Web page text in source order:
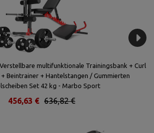
Verstellbare multifunktionale Trainingsbank + Curl
Beintrainer + Hantelstangen / Gummierten
Set 42 kg - Marbo Sport
636,82 €
456,63 €